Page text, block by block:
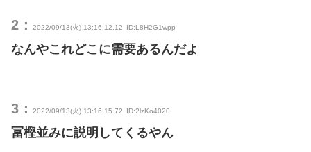
2： 2022/09/13(火) 13:16:12.12 ID:L8H2G1wpp
なんやこれどこに需要あるんだよ
3： 2022/09/13(火) 13:16:15.72 ID:2lzKo4020
冨樫並みに説明してくるやん